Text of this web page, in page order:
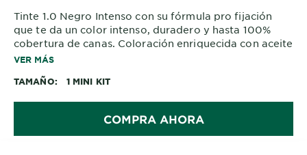
Tinte 1.0 Negro Intenso con su fórmula pro fijación
que te da un color intenso, duradero y hasta 100%
cobertura de canas. Coloración enriquecida con aceite
de flores y textura que no escurre.
VER MÁS
TAMAÑO 1 MINI KIT
COMPRA AHORA